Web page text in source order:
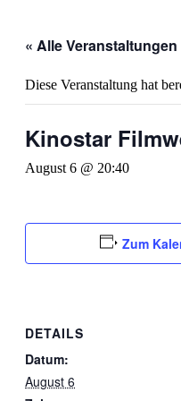
« Alle Veranstaltungen
Diese Veranstaltung hat
Kinostar
August 6 @ 20:40
Zum
DETAILS
Datum:
August 6